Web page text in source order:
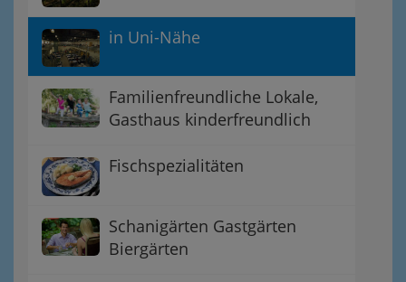
in Uni-Nähe
Familienfreundliche Lokale,
Gasthaus kinderfreundlich
Fischspezialitäten
Schanigärten Gastgärten
Biergärten